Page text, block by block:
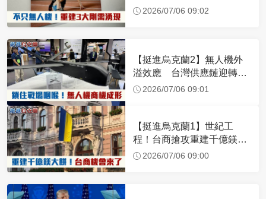
化布局插旗東歐
2026/07/06 09:02
【挺進烏克蘭2】無人機外
溢效應 台灣供應鏈迎轉單
潮 2026/07/06 09:01
【挺進烏克蘭1】世紀工
程！台商搶攻重建千億鎂大
餅 2026/07/06 09:00